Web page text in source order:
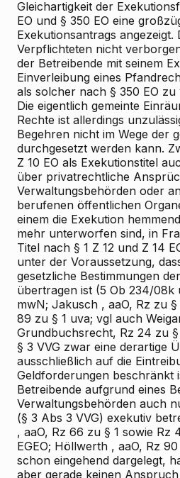
Gleichartigkeit der
EO und § 350 EO eine
Exekutionsantrags angezeigt.
Verpflichteten nicht
der Betreibende mit seinem
Einverleibung eines
als solcher nach § 350 EO zu
Die eigentlich gemeinte
Rechte ist allerdings
Begehren nicht im Wege der
durchgesetzt werden kann.
Z 10 EO als Exekutionstitel
über privatrechtliche
Verwaltungsbehörden oder
berufenen öffentlichen
einem die Exekution
mehr unterworfen sind, in
Titel nach § 1 Z 12 und Z 14
unter der Voraussetzung,
gesetzliche Bestimmungen
übertragen ist (5 Ob 234/08k
mwN; Jakusch , aaO, Rz zu §
89 zu § 1 uva; vgl auch
Grundbuchsrecht, Rz 24 zu
§ 3 VVG zwar eine derartige
ausschließlich auf die
Geldforderungen beschränkt
Betreibende aufgrund eines
Verwaltungsbehörden auch
(§ 3 Abs 3 VVG) exekutiv
, aaO, Rz 66 zu § 1 sowie Rz
EGEO; Höllwerth , aaO, Rz
schon eingehend dargelegt,
aber gerade keinen